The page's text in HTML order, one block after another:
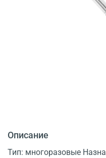
Описание
Тип: многоразовые